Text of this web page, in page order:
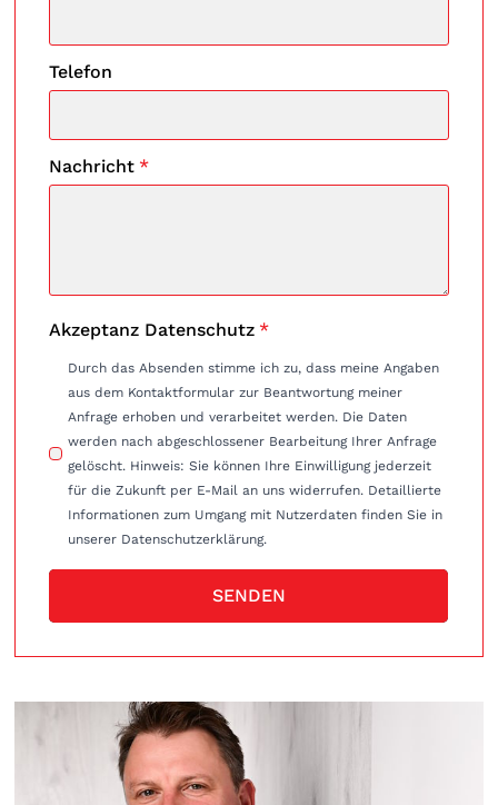
Telefon
Nachricht *
Akzeptanz Datenschutz *
Durch das Absenden stimme ich zu, dass meine Angaben
aus dem Kontaktformular zur Beantwortung meiner
Anfrage erhoben und verarbeitet werden. Die Daten
werden nach abgeschlossener Bearbeitung Ihrer Anfrage
gelöscht. Hinweis: Sie können Ihre Einwilligung jederzeit
für die Zukunft per E-Mail an uns widerrufen. Detaillierte
Informationen zum Umgang mit Nutzerdaten finden Sie in
unserer Datenschutzerklärung.
SENDEN